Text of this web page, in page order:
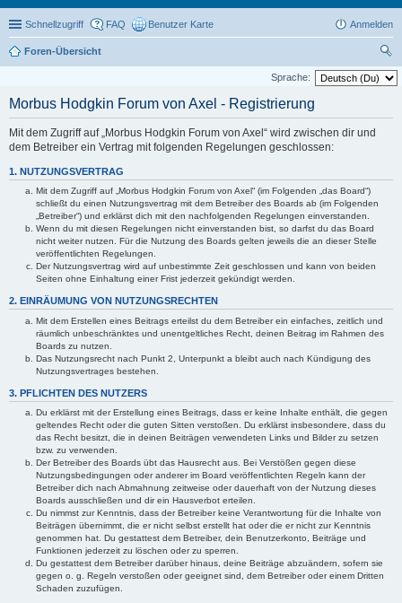
Schnellzugriff FAQ Benutzer Karte Anmelden
Foren-Übersicht
uc
Sprache:
Morbus Hodgkin Forum von Axel - Registrierung
Mit dem Zugriff auf „Morbus Hodgkin Forum von Axel“ wird zwischen dir und
dem Betreiber ein Vertrag mit folgenden Regelungen geschlossen:
1. NUTZUNGSVERTRAG
Mit dem Zugriff auf „Morbus Hodgkin Forum von Axel“ (im Folgenden „das Board“)
schließt du einen Nutzungsvertrag mit dem Betreiber des Boards ab (im Folgenden
„Betreiber“) und erklärst dich mit den nachfolgenden Regelungen einverstanden.
Wenn du mit diesen Regelungen nicht einverstanden bist, so darfst du das Board
nicht weiter nutzen. Für die Nutzung des Boards gelten jeweils die an dieser Stelle
veröffentlichten Regelungen.
Der Nutzungsvertrag wird auf unbestimmte Zeit geschlossen und kann von beiden
Seiten ohne Einhaltung einer Frist jederzeit gekündigt werden.
2. EINRÄUMUNG VON NUTZUNGSRECHTEN
Mit dem Erstellen eines Beitrags erteilst du dem Betreiber ein einfaches, zeitlich und
räumlich unbeschränktes und unentgeltliches Recht, deinen Beitrag im Rahmen des
Boards zu nutzen.
Das Nutzungsrecht nach Punkt 2, Unterpunkt a bleibt auch nach Kündigung des
Nutzungsvertrages bestehen.
3. PFLICHTEN DES NUTZERS
Du erklärst mit der Erstellung eines Beitrags, dass er keine Inhalte enthält, die gegen
geltendes Recht oder die guten Sitten verstoßen. Du erklärst insbesondere, dass du
das Recht besitzt, die in deinen Beiträgen verwendeten Links und Bilder zu setzen
bzw. zu verwenden.
Der Betreiber des Boards übt das Hausrecht aus. Bei Verstößen gegen diese
Nutzungsbedingungen oder anderer im Board veröffentlichten Regeln kann der
Betreiber dich nach Abmahnung zeitweise oder dauerhaft von der Nutzung dieses
Boards ausschließen und dir ein Hausverbot erteilen.
Du nimmst zur Kenntnis, dass der Betreiber keine Verantwortung für die Inhalte von
Beiträgen übernimmt, die er nicht selbst erstellt hat oder die er nicht zur Kenntnis
genommen hat. Du gestattest dem Betreiber, dein Benutzerkonto, Beiträge und
Funktionen jederzeit zu löschen oder zu sperren.
Du gestattest dem Betreiber darüber hinaus, deine Beiträge abzuändern, sofern sie
gegen o. g. Regeln verstoßen oder geeignet sind, dem Betreiber oder einem Dritten
Schaden zuzufügen.